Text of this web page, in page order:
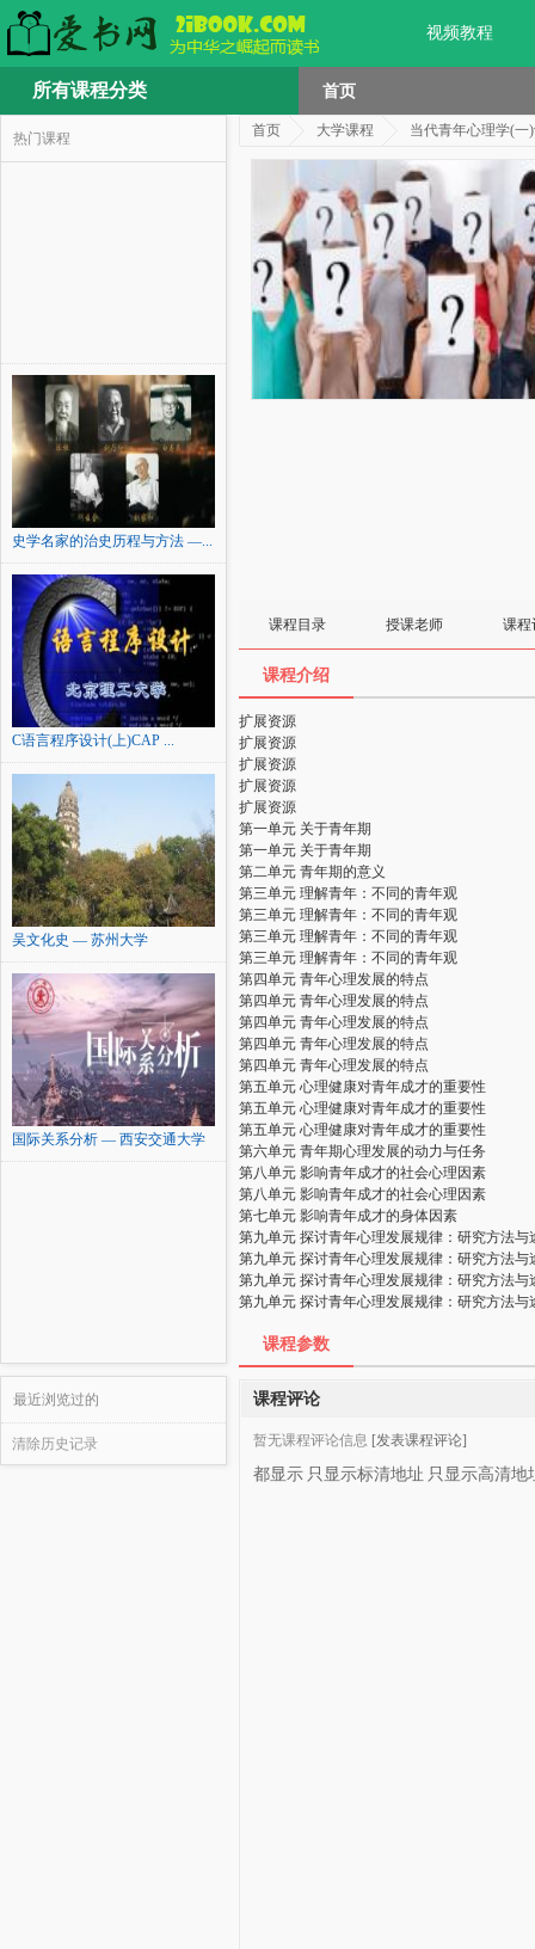
视频教程
所有课程分类 首页
热门课程
史学名家的治史历程与方法 —...
C语言程序设计(上)CAP ...
吴文化史 — 苏州大学
国际关系分析 — 西安交通大学
最近浏览过的
清除历史记录
首页 大学课程 当代青年心理学(一
课程目录 授课老师 课程
课程介绍
扩展资源
扩展资源
扩展资源
扩展资源
扩展资源
第一单元 关于青年期
第一单元 关于青年期
第二单元 青年期的意义
第三单元 理解青年：不同的青年观
第三单元 理解青年：不同的青年观
第三单元 理解青年：不同的青年观
第三单元 理解青年：不同的青年观
第四单元 青年心理发展的特点
第四单元 青年心理发展的特点
第四单元 青年心理发展的特点
第四单元 青年心理发展的特点
第四单元 青年心理发展的特点
第五单元 心理健康对青年成才的重要性
第五单元 心理健康对青年成才的重要性
第五单元 心理健康对青年成才的重要性
第六单元 青年期心理发展的动力与任务
第八单元 影响青年成才的社会心理因素
第八单元 影响青年成才的社会心理因素
第七单元 影响青年成才的身体因素
第九单元 探讨青年心理发展规律：研究方法与
第九单元 探讨青年心理发展规律：研究方法与
第九单元 探讨青年心理发展规律：研究方法与
第九单元 探讨青年心理发展规律：研究方法与
课程参数
课程评论
暂无课程评论信息 [发表课程评论]
都显示 只显示标清地址 只显示高清地